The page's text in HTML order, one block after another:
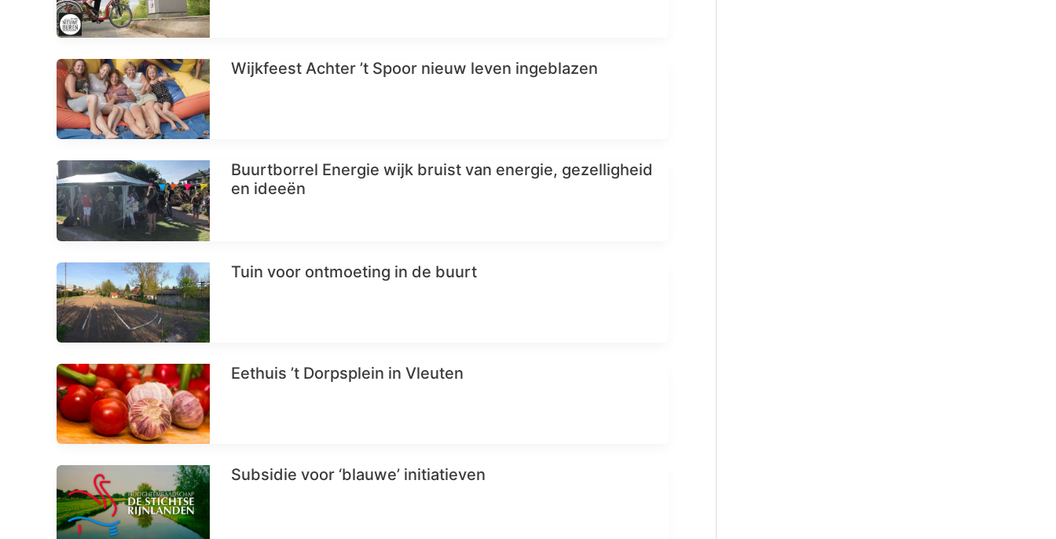
Wijkfeest Achter ’t Spoor nieuw leven ingeblazen
Buurtborrel Energie wijk bruist van energie, gezelligheid
en ideeën
Tuin voor ontmoeting in de buurt
Eethuis ’t Dorpsplein in Vleuten
Subsidie voor ‘blauwe’ initiatieven